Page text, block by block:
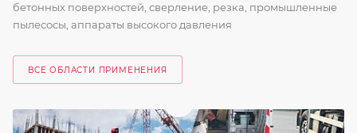
бетонных поверхностей, сверление, резка, промышленные
пылесосы, аппараты высокого давления
ВСЕ ОБЛАСТИ ПРИМЕНЕНИЯ